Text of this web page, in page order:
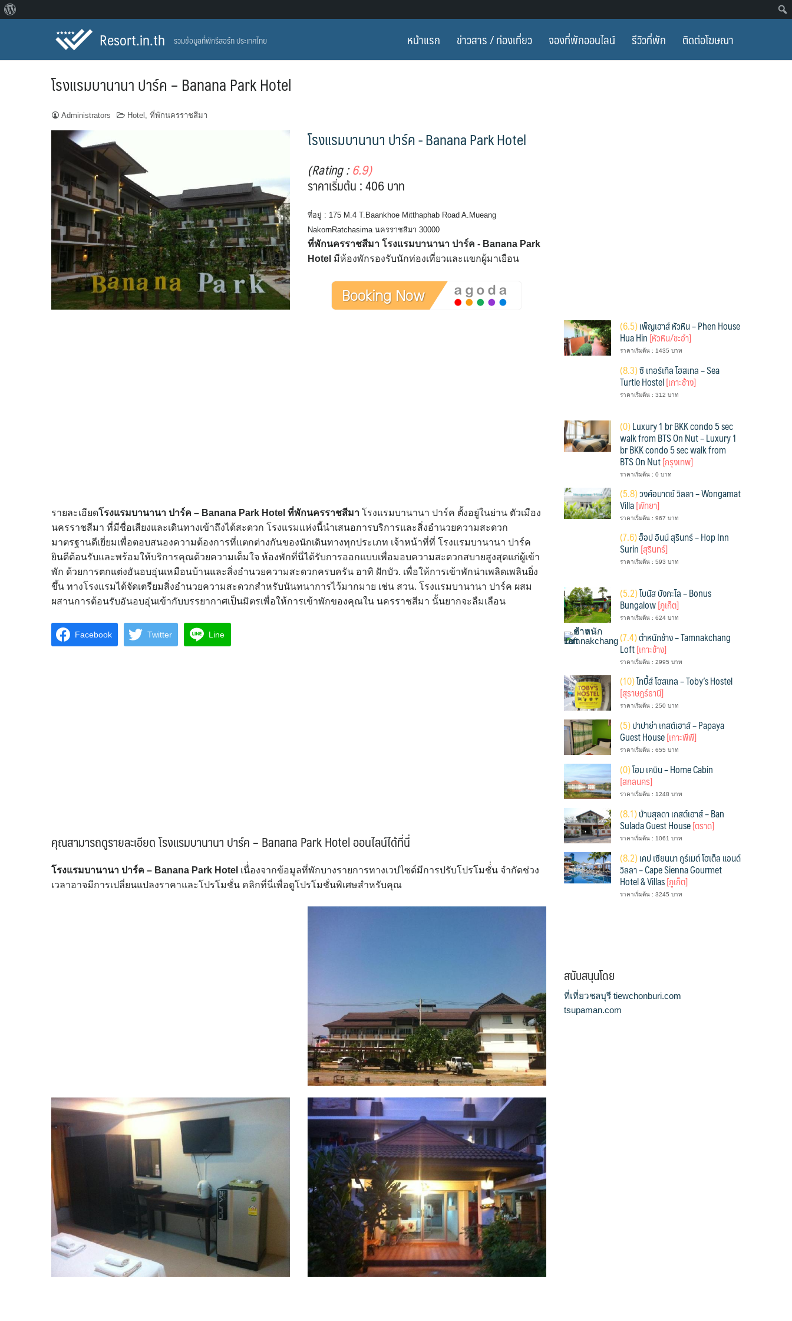
Resort.in.th รวมข้อมูลที่พักรีสอร์ท ประเทศไทย หน้าแรก ข่าวสาร / ท่องเที่ยว จองที่พักออนไลน์ รีวิวที่พัก ติดต่อโฆษณา
โรงแรมบานานา ปาร์ค – Banana Park Hotel
Administrators Hotel , ที่พักนครราชสีมา
โรงแรมบานานา ปาร์ค - Banana Park Hotel
(Rating :6.9)
ราคาเริ่มต้น : 406 บาท
ที่อยู่ : 175 M.4 T.Baankhoe Mitthaphab Road A.Mueang
NakornRatchasima นครราชสีมา 30000
ที่พักนครราชสีมา โรงแรมบานานา ปาร์ค - Banana Park
Hotel มีห้องพักรองรับนักท่องเที่ยวและแขกผู้มาเยือน
รายละเอียดโรงแรมบานานา ปาร์ค – Banana Park Hotel ที่พักนครราชสีมา โรงแรมบานานา ปาร์ค ตั้งอยู่ในย่าน ตัวเมือง
นครราชสีมา ที่มีชื่อเสียงและเดินทางเข้าถึงได้สะดวก โรงแรมแห่งนี้นำเสนอการบริการและสิ่งอำนวยความสะดวก
มาตรฐานดีเยี่ยมเพื่อตอบสนองความต้องการที่แตกต่างกันของนักเดินทางทุกประเภท เจ้าหน้าที่ที่ โรงแรมบานานา ปาร์ค
ยินดีต้อนรับและพร้อมให้บริการคุณด้วยความเต็มใจ ห้องพักที่นี่ได้รับการออกแบบเพื่อมอบความสะดวกสบายสูงสุดแก่ผู้เข้า
พัก ด้วยการตกแต่งอันอบอุ่นเหมือนบ้านและสิ่งอำนวยความสะดวกครบครัน อาทิ ฝักบัว. เพื่อให้การเข้าพักน่าเพลิดเพลินยิ่ง
ขึ้น ทางโรงแรมได้จัดเตรียมสิ่งอำนวยความสะดวกสำหรับนันทนาการไว้มากมาย เช่น สวน. โรงแรมบานานา ปาร์ค ผสม
ผสานการต้อนรับอันอบอุ่นเข้ากับบรรยากาศเป็นมิตรเพื่อให้การเข้าพักของคุณใน นครราชสีมา นั้นยากจะลืมเลือน
Facebook Twitter Line
คุณสามารถดูรายละเอียด โรงแรมบานานา ปาร์ค – Banana Park Hotel ออนไลน์ได้ที่นี่
โรงแรมบานานา ปาร์ค – Banana Park Hotel เนื่่องจากข้อมูลที่พักบางรายการทางเวปไซด์มีการปรับโปรโมชั่่น จำกัดช่วง
เวลาอาจมีการเปลี่ยนแปลงราคาและโปรโมชั่น คลิกที่นี่เพื่อดูโปรโมชั่นพิเศษสำหรับคุณ
(6.5)เพ็ญเฮาส์ หัวหิน – Phen House
Hua Hin[หัวหิน/ชะอำ]
ราคาเริ่มต้น : 1435 บาท
(8.3)ซี เทอร์เทิล โฮสเทล – Sea
Turtle Hostel[เกาะช้าง]
ราคาเริ่มต้น : 312 บาท
(0)Luxury 1 br BKK condo 5 sec
walk from BTS On Nut – Luxury 1
br BKK condo 5 sec walk from
BTS On Nut[กรุงเทพ]
ราคาเริ่มต้น : 0 บาท
(5.8)วงศ์อมาตย์ วิลลา – Wongamat
Villa[พัทยา]
ราคาเริ่มต้น : 967 บาท
(7.6)ฮ็อป อินน์ สุรินทร์ – Hop Inn
Surin[สุรินทร์]
ราคาเริ่มต้น : 593 บาท
(5.2)โบนัส บังกะโล – Bonus
Bungalow[ภูเก็ต]
ราคาเริ่มต้น : 624 บาท
(7.4)ตำหนักช้าง – Tamnakchang
Loft[เกาะช้าง]
ราคาเริ่มต้น : 2995 บาท
(10)โทบี้ส์ โฮสเทล – Toby’s Hostel
[สุราษฎร์ธานี]
ราคาเริ่มต้น : 250 บาท
(5)ปาปาย่า เกสต์เฮาส์ – Papaya
Guest House[เกาะพีพี]
ราคาเริ่มต้น : 655 บาท
(0)โฮม เคบิน – Home Cabin
[สกลนคร]
ราคาเริ่มต้น : 1248 บาท
(8.1)บ้านสุลดา เกสต์เฮาส์ – Ban
Sulada Guest House[ตราด]
ราคาเริ่มต้น : 1061 บาท
(8.2)เคป เซียนนา กูร์เมต์ โฮเต็ล แอนด์
วิลลา – Cape Sienna Gourmet
Hotel & Villas[ภูเก็ต]
ราคาเริ่มต้น : 3245 บาท
สนับสนุนโดย
ที่เที่ยวชลบุรี tiewchonburi.com
tsupaman.com